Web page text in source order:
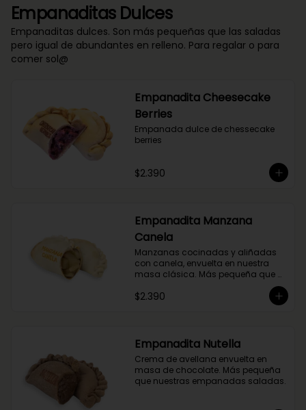
Empanaditas Dulces
Empanaditas dulces. Son más pequeñas que las saladas
pero igual de abundantes en relleno. Para regalar o para
comer sol@
Empanadita Cheesecake
Berries
Empanada dulce de chessecake
berries
$2.390
Empanadita Manzana
Canela
Manzanas cocinadas y aliñadas
con canela, envuelta en nuestra
masa clásica. Más pequeña que
$2.390
Empanadita Nutella
Crema de avellana envuelta en
masa de chocolate. Más pequeña
que nuestras empanadas saladas.